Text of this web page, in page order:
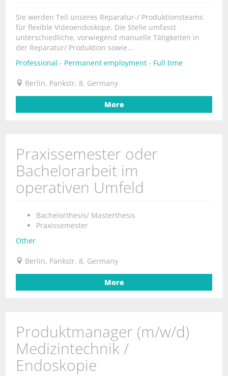
Sie werden Teil unseres Reparatur-/ Produktionsteams
für flexible Videoendoskope. Die Stelle umfasst
unterschiedliche, vorwiegend manuelle Tätigkeiten in
der Reparatur/ Produktion sowie...
Professional - Permanent employment - Full time
Berlin, Pankstr. 8, Germany
More
Praxissemester oder
Bachelorarbeit im
operativen Umfeld
Bachelorthesis/ Masterthesis
Praxissemester
Other
Berlin, Pankstr. 8, Germany
More
Produktmanager (m/w/d)
Medizintechnik /
Endoskopie